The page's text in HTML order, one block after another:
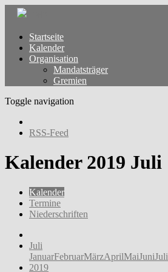
Startseite
Kalender
Organisation
Mandatsträger
Gremien
Toggle navigation
RSS-Feed
Kalender 2019 Juli
Kalender
Termine
Niederschriften
Juli
JanuarFebruarMärzAprilMaiJuniJuli
2019